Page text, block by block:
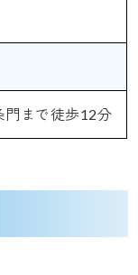
まで徒歩12分